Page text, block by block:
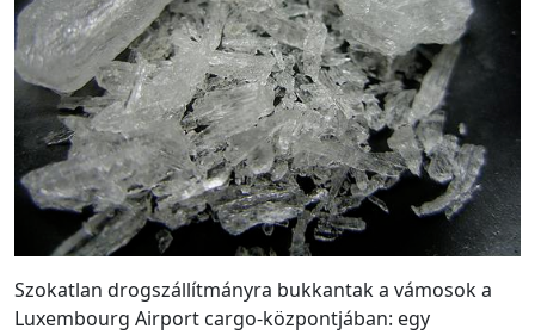
Szokatlan drogszállítmányra bukkantak a vámosok a
Luxembourg Airport cargo-központjában: egy